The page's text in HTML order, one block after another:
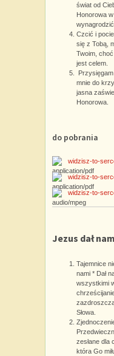
świat od
Honorowa
Czcić i
się z Tobą,
Twoim,
jest celem.
mnie do
jasna
Honorowa.
do pobrania
widzisz-to-
widzisz-to-
widzisz-to-
Jezus dał
Tajemnice
nami * Dał
wszystkimi
Słowa.
zesłane dla
która Go